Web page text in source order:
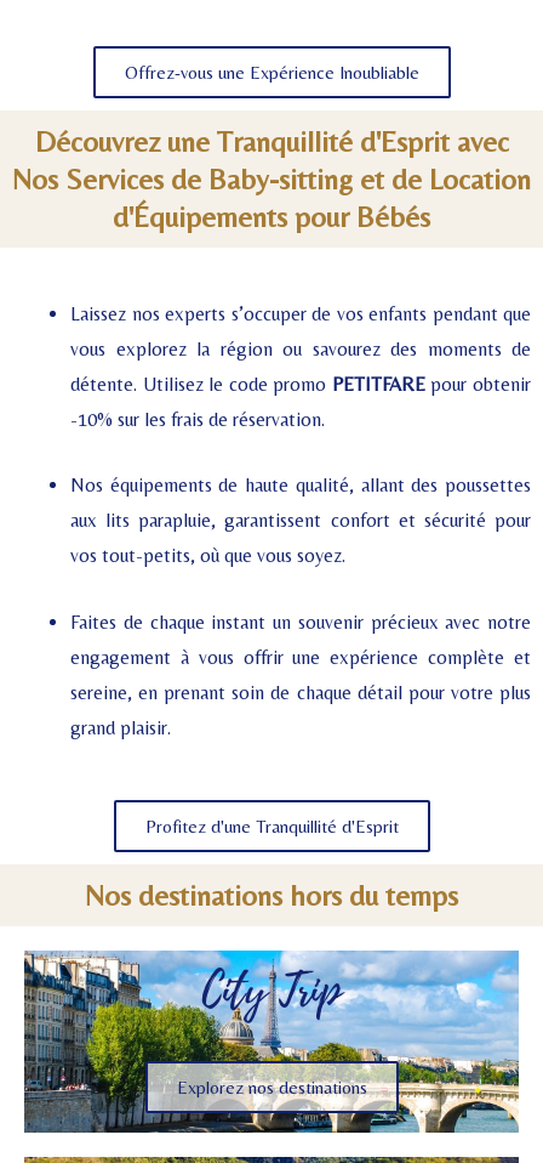
Offrez-vous une Expérience Inoubliable
Découvrez une Tranquillité d'Esprit avec
Nos Services de Baby-sitting et de Location
d'Équipements pour Bébés
Laissez nos experts s’occuper de vos enfants pendant que
vous explorez la région ou savourez des moments de
détente. Utilisez le code promo PETITFAREpour obtenir
-10% sur les frais de réservation.
Nos équipements de haute qualité, allant des poussettes
aux lits parapluie, garantissent confort et sécurité pour
vos tout-petits, où que vous soyez.
Faites de chaque instant un souvenir précieux avec notre
engagement à vous offrir une expérience complète et
sereine, en prenant soin de chaque détail pour votre plus
grand plaisir.
Profitez d'une Tranquillité d'Esprit
Nos destinations hors du temps
City Trip
Explorez nos destinations